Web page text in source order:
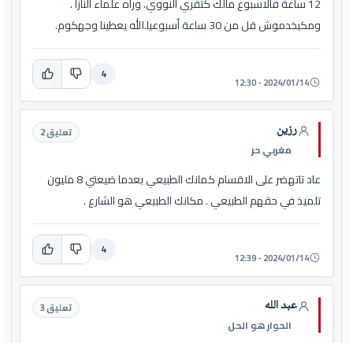
ومكيخدموش قل من 30 ساعة أسبوعيا.الله يعطينا وجهكوم.
2024/01/14 - 12:30
4
رزين
مغربي حر
تعليق 2
عاد تاتهضر على الاقسام كمانك الطبيعي بعدما ضيعتي 8 مليون
تلميذ في حقهم الطبيعي . مكانك الطبيعي هو الشارع .
2024/01/14 - 12:39
4
عبد الله
الحوار هو الحل
تعليق 3